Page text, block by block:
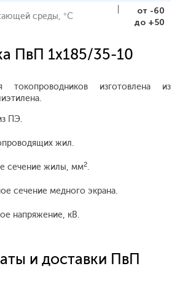
среды, °С
от -60
до +50
ПвП 1x185/35-10
токопроводников изготовлена из
ПЭ.
жил.
сечение жилы, мм2.
сечение медного экрана.
напряжение, кВ.
и доставки ПвП